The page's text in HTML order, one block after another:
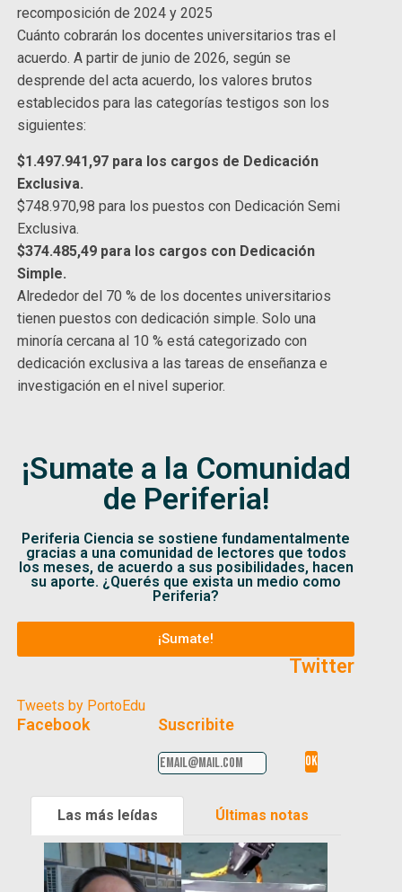
recomposición de 2024 y 2025
Cuánto cobrarán los docentes universitarios tras el
acuerdo. A partir de junio de 2026, según se
desprende del acta acuerdo, los valores brutos
establecidos para las categorías testigos son los
siguientes:
$1.497.941,97 para los cargos de Dedicación
Exclusiva.
$748.970,98 para los puestos con Dedicación Semi
Exclusiva.
$374.485,49 para los cargos con Dedicación
Simple.
Alrededor del 70 % de los docentes universitarios
tienen puestos con dedicación simple. Solo una
minoría cercana al 10 % está categorizado con
dedicación exclusiva a las tareas de enseñanza e
investigación en el nivel superior.
¡Sumate a la Comunidad
de Periferia!
Periferia Ciencia se sostiene fundamentalmente
gracias a una comunidad de lectores que todos
los meses, de acuerdo a sus posibilidades, hacen
su aporte. ¿Querés que exista un medio como
Periferia?
¡Sumate!
Twitter
Tweets by PortoEdu
Facebook Suscribite
Las más leídas Últimas notas